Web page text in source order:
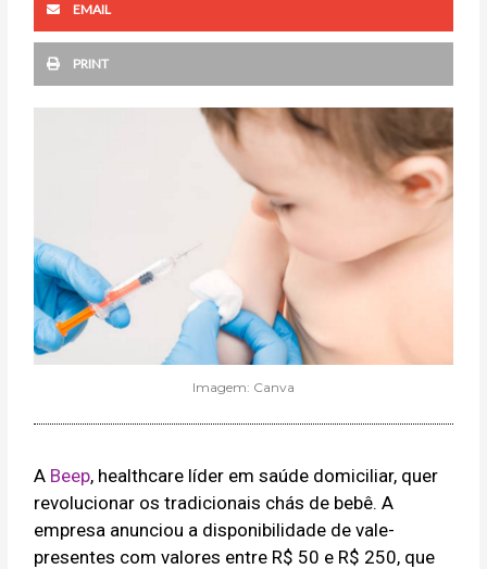
EMAIL
PRINT
Imagem: Canva
A Beep, healthcare líder em saúde domiciliar, quer
revolucionar os tradicionais chás de bebê. A
empresa anunciou a disponibilidade de vale-
presentes com valores entre R$ 50 e R$ 250, que